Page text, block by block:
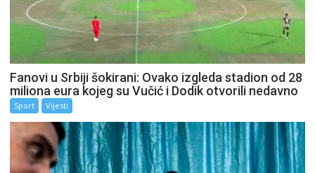
Fanovi u Srbiji šokirani: Ovako izgleda stadion od 28
miliona eura kojeg su Vučić i Dodik otvorili nedavno
Sport Vijesti